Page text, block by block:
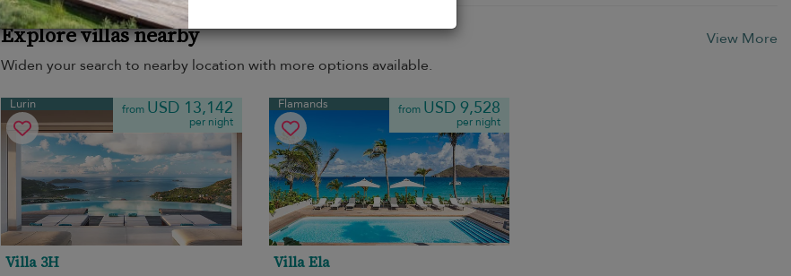
Explore villas nearby
View More
Widen your search to nearby location with more options available.
Lurin from USD 13,142
per night
Villa 3H
Flamands from USD 9,528
per night
Villa Ela